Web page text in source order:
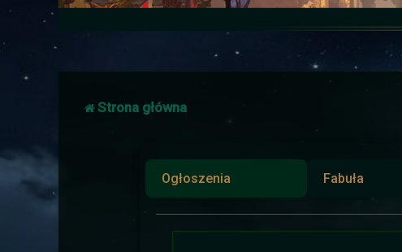
Strona główna
Ogłoszenia Fabuła